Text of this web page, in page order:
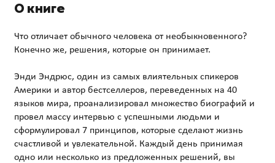
О книге
Что отличает обычного человека от необыкновенного?
Конечно же, решения, которые он принимает.
Энди Эндрюс, один из самых влиятельных спикеров
Америки и автор бестселлеров, переведенных на 40
языков мира, проанализировал множество биографий и
провел массу интервью с успешными людьми и
сформулировал 7 принципов, которые сделают жизнь
счастливой и увлекательной. Каждый день принимая
одно или несколько из предложенных решений, вы